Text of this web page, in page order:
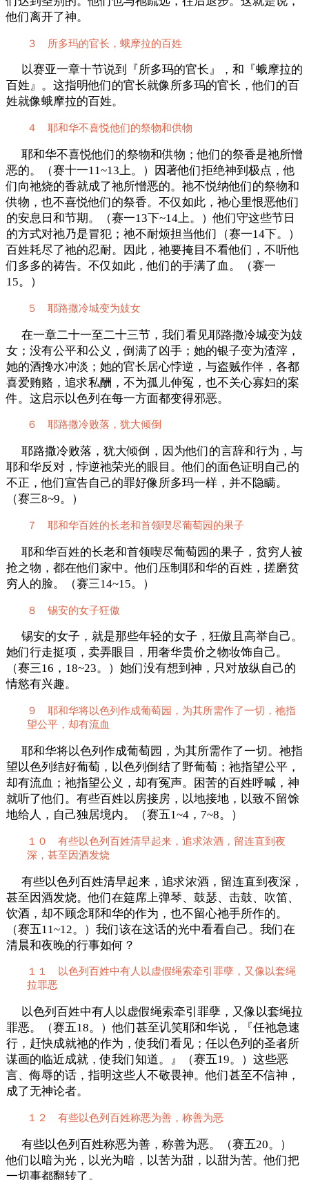
他们离开了神。
３ 所多玛的官长，蛾摩拉的百姓
以赛亚一章十节说到『所多玛的官长』，和『蛾摩拉的
百姓』。这指明他们的官长就像所多玛的官长，他们的百
姓就像蛾摩拉的百姓。
４ 耶和华不喜悦他们的祭物和供物
耶和华不喜悦他们的祭物和供物；他们的祭香是祂所憎
恶的。（赛十一11~13上。）因著他们拒绝神到极点，他
们向祂烧的香就成了祂所憎恶的。祂不悦纳他们的祭物和
供物，也不喜悦他们的祭香。不仅如此，祂心里恨恶他们
的安息日和节期。（赛一13下~14上。）他们守这些节日
的方式对祂乃是冒犯；祂不耐烦担当他们（赛一14下。）
百姓耗尽了祂的忍耐。因此，祂要掩目不看他们，不听他
们多多的祷告。不仅如此，他们的手满了血。（赛一
15。）
５ 耶路撒冷城变为妓女
在一章二十一至二十三节，我们看见耶路撒冷城变为妓
女；没有公平和公义，倒满了凶手；她的银子变为渣滓，
她的酒搀水冲淡；她的官长居心悖逆，与盗贼作伴，各都
喜爱贿赂，追求私酬，不为孤儿伸冤，也不关心寡妇的案
件。这启示以色列在每一方面都变得邪恶。
６ 耶路撒冷败落，犹大倾倒
耶路撒冷败落，犹大倾倒，因为他们的言辞和行为，与
耶和华反对，悖逆祂荣光的眼目。他们的面色证明自己的
不正，他们宣告自己的罪好像所多玛一样，并不隐瞒。
（赛三8~9。）
７ 耶和华百姓的长老和首领喫尽葡萄园的果子
耶和华百姓的长老和首领喫尽葡萄园的果子，贫穷人被
抢之物，都在他们家中。他们压制耶和华的百姓，搓磨贫
穷人的脸。（赛三14~15。）
８ 锡安的女子狂傲
锡安的女子，就是那些年轻的女子，狂傲且高举自己。
她们行走挺项，卖弄眼目，用奢华贵价之物妆饰自己。
（赛三16，18~23。）她们没有想到神，只对放纵自己的
情慾有兴趣。
９ 耶和华将以色列作成葡萄园，为其所需作了一切，祂指
望公平，却有流血
耶和华将以色列作成葡萄园，为其所需作了一切。祂指
望以色列结好葡萄，以色列倒结了野葡萄；祂指望公平，
却有流血；祂指望公义，却有冤声。困苦的百姓呼喊，神
就听了他们。有些百姓以房接房，以地接地，以致不留馀
地给人，自己独居境内。（赛五1~4，7~8。）
１０ 有些以色列百姓清早起来，追求浓酒，留连直到夜
深，甚至因酒发烧
有些以色列百姓清早起来，追求浓酒，留连直到夜深，
甚至因酒发烧。他们在筵席上弹琴、鼓瑟、击鼓、吹笛、
饮酒，却不顾念耶和华的作为，也不留心祂手所作的。
（赛五11~12。）我们该在这话的光中看看自己。我们在
清晨和夜晚的行事如何？
１１ 以色列百姓中有人以虚假绳索牵引罪孽，又像以套绳
拉罪恶
以色列百姓中有人以虚假绳索牵引罪孽，又像以套绳拉
罪恶。（赛五18。）他们甚至讥笑耶和华说，『任祂急速
行，赶快成就祂的作为，使我们看见；任以色列的圣者所
谋画的临近成就，使我们知道。』（赛五19。）这些恶
言、侮辱的话，指明这些人不敬畏神。他们甚至不信神，
成了无神论者。
１２ 有些以色列百姓称恶为善，称善为恶
有些以色列百姓称恶为善，称善为恶。（赛五20。）
他们以暗为光，以光为暗，以苦为甜，以甜为苦。他们把
一切事都翻转了。